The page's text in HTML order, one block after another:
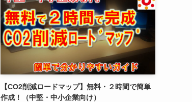
【CO2削減ロードマップ】無料・２時間で簡単
作成！（中堅・中小企業向け）